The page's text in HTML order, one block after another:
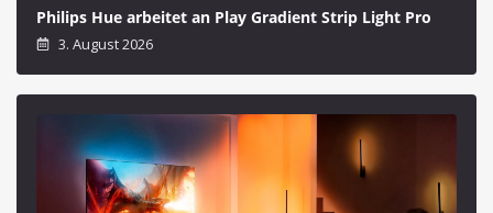
Philips Hue arbeitet an Play Gradient Strip Light Pro
3. August 2026